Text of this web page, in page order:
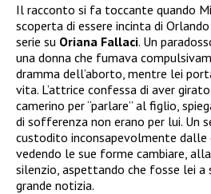
Il racconto si fa toccante quando
scoperta di essere incinta di
serie su Oriana Fallaci. Un
una donna che fumava
dramma dell’aborto, mentre lei
vita. L’attrice confessa di aver
camerino per “parlare” al figlio,
di sofferenza non erano per lui. Un
custodito inconsapevolmente dalle
vedendo le sue forme cambiare,
silenzio, aspettando che fosse lei a
grande notizia.